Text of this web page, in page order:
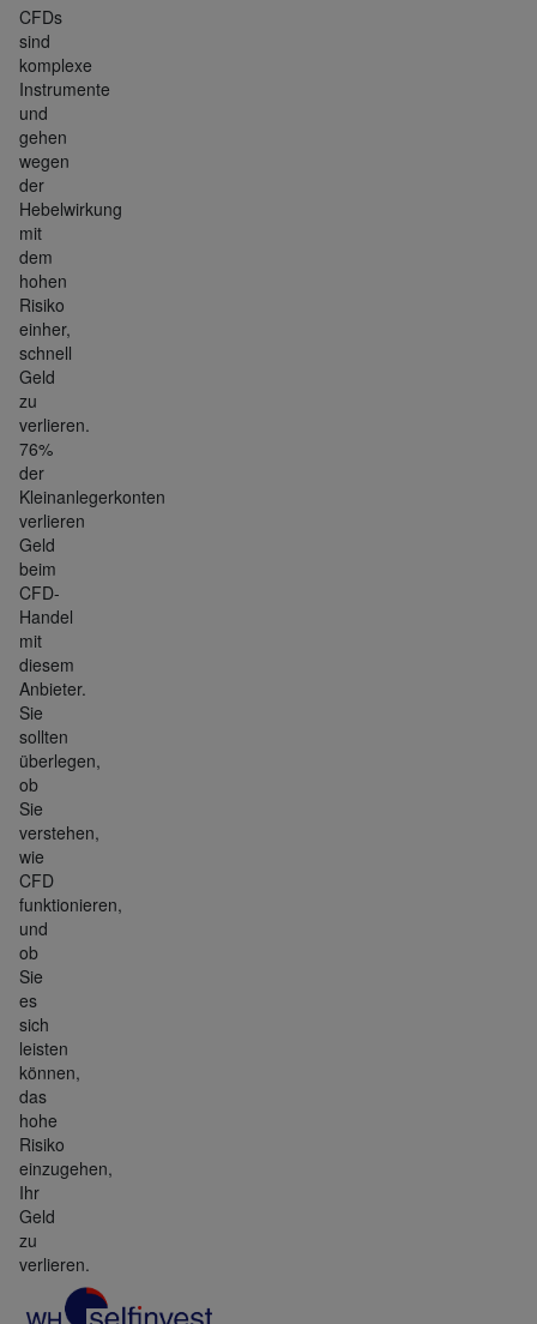
CFDs
sind
komplexe
Instrumente
und
gehen
wegen
der
Hebelwirkung
mit
dem
hohen
Risiko
einher,
schnell
Geld
zu
verlieren.
76%
der
Kleinanlegerkonten
verlieren
Geld
beim
CFD-
Handel
mit
diesem
Anbieter.
Sie
sollten
überlegen,
ob
Sie
verstehen,
wie
CFD
funktionieren,
und
ob
Sie
es
sich
leisten
können,
das
hohe
Risiko
einzugehen,
Ihr
Geld
zu
verlieren.